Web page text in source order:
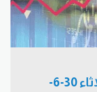
التحليل الفني اليومي للعملات يوم الثلاثاء 30-6-